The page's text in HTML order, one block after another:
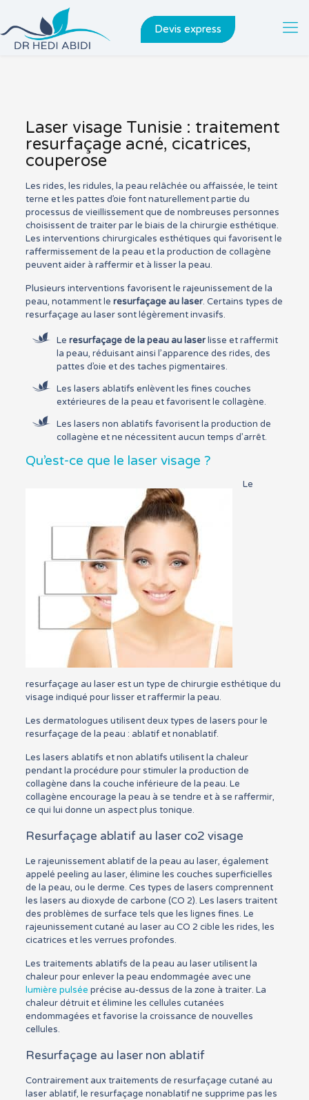
Devis express
Laser visage Tunisie : traitement
resurfaçage acné, cicatrices,
couperose
Les rides, les ridules, la peau relâchée ou affaissée, le teint
terne et les pattes d’oie font naturellement partie du
processus de vieillissement que de nombreuses personnes
choisissent de traiter par le biais de la chirurgie esthétique.
Les interventions chirurgicales esthétiques qui favorisent le
raffermissement de la peau et la production de collagène
peuvent aider à raffermir et à lisser la peau.
Plusieurs interventions favorisent le rajeunissement de la
peau, notamment le resurfaçage au laser. Certains types de
resurfaçage au laser sont légèrement invasifs.
Le resurfaçage de la peau au laserlisse et raffermit
la peau, réduisant ainsi l’apparence des rides, des
pattes d’oie et des taches pigmentaires.
Les lasers ablatifs enlèvent les fines couches
extérieures de la peau et favorisent le collagène.
Les lasers non ablatifs favorisent la production de
collagène et ne nécessitent aucun temps d’arrêt.
Qu’est-ce que le laser visage ?
Le
resurfaçage au laser est un type de chirurgie esthétique du
visage indiqué pour lisser et raffermir la peau.
Les dermatologues utilisent deux types de lasers pour le
resurfaçage de la peau : ablatif et nonablatif.
Les lasers ablatifs et non ablatifs utilisent la chaleur
pendant la procédure pour stimuler la production de
collagène dans la couche inférieure de la peau. Le
collagène encourage la peau à se tendre et à se raffermir,
ce qui lui donne un aspect plus tonique.
Resurfaçage ablatif au laser co2 visage
Le rajeunissement ablatif de la peau au laser, également
appelé peeling au laser, élimine les couches superficielles
de la peau, ou le derme. Ces types de lasers comprennent
les lasers au dioxyde de carbone (CO 2). Les lasers traitent
des problèmes de surface tels que les lignes fines. Le
rajeunissement cutané au laser au CO 2 cible les rides, les
cicatrices et les verrues profondes.
Les traitements ablatifs de la peau au laser utilisent la
chaleur pour enlever la peau endommagée avec une
lumière pulsée précise au-dessus de la zone à traiter. La
chaleur détruit et élimine les cellules cutanées
endommagées et favorise la croissance de nouvelles
cellules.
Resurfaçage au laser non ablatif
Contrairement aux traitements de resurfaçage cutané au
laser ablatif, le resurfaçage nonablatif ne supprime pas les